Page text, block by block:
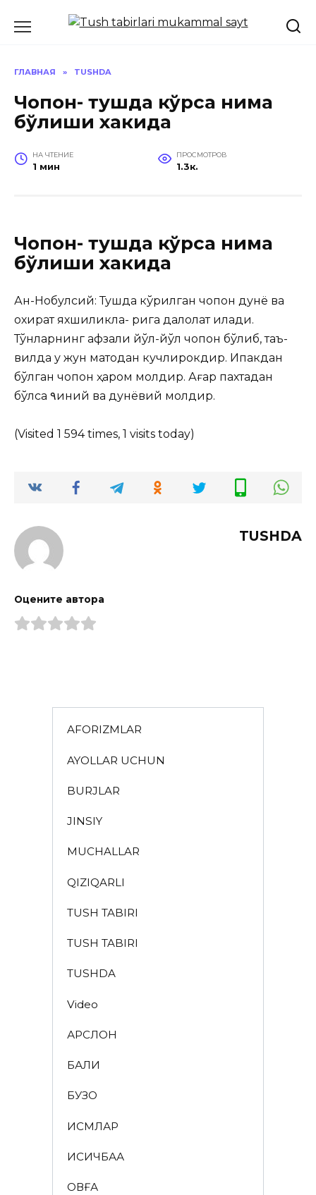
ГЛАВНАЯ » TUSHDA
Чопон- тушда кўрса нима
бўлиши хакида
НА ЧТЕНИЕ
1 мин
ПРОСМОТРОВ
1.3к.
Чопон- тушда кўрса нима
бўлиши хакида
Ан-Нобулсий: Тушда кўрилган чопон дунё ва
охират яхшиликла- рига далолат қилади.
Тўнларнинг афзали йўл-йўл чопон бўлиб, таъ-
вилда у жун матодан кучлирокдир. Ипакдан
бўлган чопон ҳаром молдир. Ағар пахтадан
бўлса ٩иний ва дунёвий молдир.
(Visited 1 594 times, 1 visits today)
TUSHDA
Оцените автора
AFORIZMLAR
AYOLLAR UCHUN
BURJLAR
JINSIY
MUCHALLAR
QIZIQARLI
TUSH TABIRI
TUSH TABIRI
TUSHDA
Video
АРСЛОН
БАЛИҚ
БУЗОҚ
ИСМЛАР
ҚИСҚИЧБАҚА
ҚОВҒА